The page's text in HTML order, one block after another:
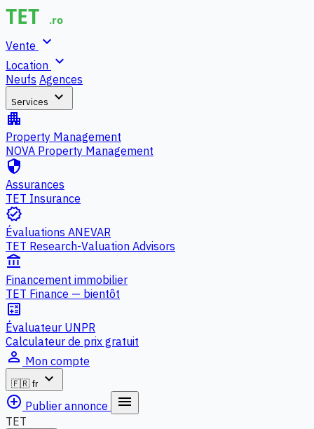
Vente expand_more
Location expand_more
Neufs Agences
Services expand_more
apartment
Property Management
NOVA Property Management
security
Assurances
TET Insurance
verified
Évaluations ANEVAR
TET Research-Valuation Advisors
account_balance
Financement immobilier
TET Finance — bientôt
calculate
Évaluateur UNPR
Calculateur de prix gratuit
person_outline Mon compte
🇫🇷 fr
expand_more
add_circle_outline Publier annonce menu
TET